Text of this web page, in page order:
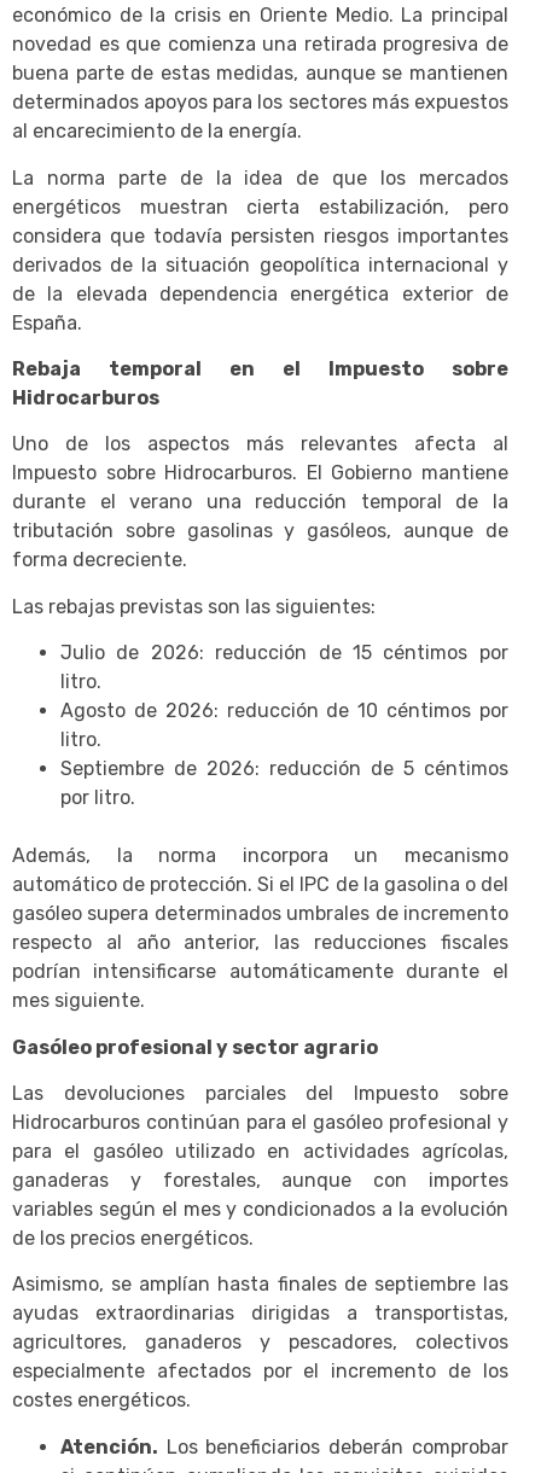
económico de la crisis en Oriente Medio. La principal
novedad es que comienza una retirada progresiva de
buena parte de estas medidas, aunque se mantienen
determinados apoyos para los sectores más expuestos
al encarecimiento de la energía.
La norma parte de la idea de que los mercados
energéticos muestran cierta estabilización, pero
considera que todavía persisten riesgos importantes
derivados de la situación geopolítica internacional y
de la elevada dependencia energética exterior de
España.
Rebaja temporal en el Impuesto sobre
Hidrocarburos
Uno de los aspectos más relevantes afecta al
Impuesto sobre Hidrocarburos. El Gobierno mantiene
durante el verano una reducción temporal de la
tributación sobre gasolinas y gasóleos, aunque de
forma decreciente.
Las rebajas previstas son las siguientes:
Julio de 2026: reducción de 15 céntimos por
litro.
Agosto de 2026: reducción de 10 céntimos por
litro.
Septiembre de 2026: reducción de 5 céntimos
por litro.
Además, la norma incorpora un mecanismo
automático de protección. Si el IPC de la gasolina o del
gasóleo supera determinados umbrales de incremento
respecto al año anterior, las reducciones fiscales
podrían intensificarse automáticamente durante el
mes siguiente.
Gasóleo profesional y sector agrario
Las devoluciones parciales del Impuesto sobre
Hidrocarburos continúan para el gasóleo profesional y
para el gasóleo utilizado en actividades agrícolas,
ganaderas y forestales, aunque con importes
variables según el mes y condicionados a la evolución
de los precios energéticos.
Asimismo, se amplían hasta finales de septiembre las
ayudas extraordinarias dirigidas a transportistas,
agricultores, ganaderos y pescadores, colectivos
especialmente afectados por el incremento de los
costes energéticos.
Atención. Los beneficiarios deberán comprobar